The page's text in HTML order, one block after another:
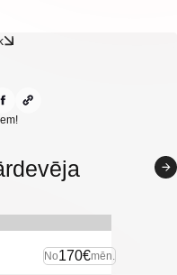
spoguļi.
No170€mēn.